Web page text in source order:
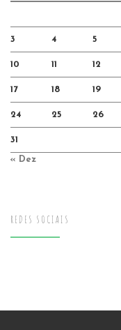
3 4 5
10 11 12
17 18 19
24 25 26
31
« Dez
REDES SOCIAIS